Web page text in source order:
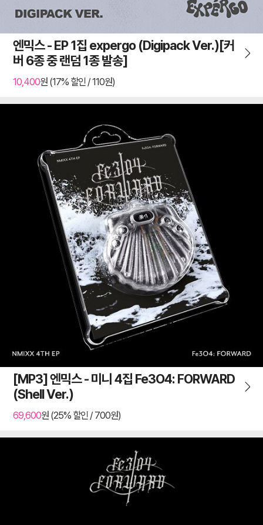
엔믹스 - EP 1집 expergo (Digipack Ver.)[커
버 6종 중 랜덤 1종 발송]
10,400원 (17% 할인 / 110원)
[MP3] 엔믹스 - 미니 4집 Fe3O4: FORWARD
(Shell Ver.)
69,600원 (25% 할인 / 700원)